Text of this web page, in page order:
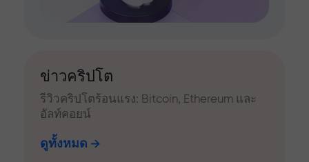
ข่าวคริปโต
รีวิวคริปโตร้อนแรง: Bitcoin, Ethereum และ
อัลท์คอยน์
ดูทั้งหมด